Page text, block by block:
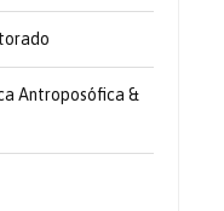
Antroposófica &